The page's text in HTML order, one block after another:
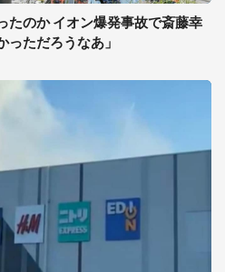
たのか イオン爆発事故で斎藤幸
ただろうなあ」